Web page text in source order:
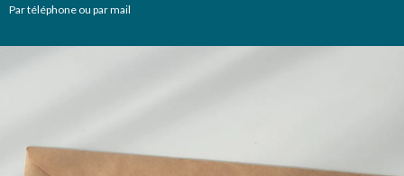
Par téléphone ou par mail